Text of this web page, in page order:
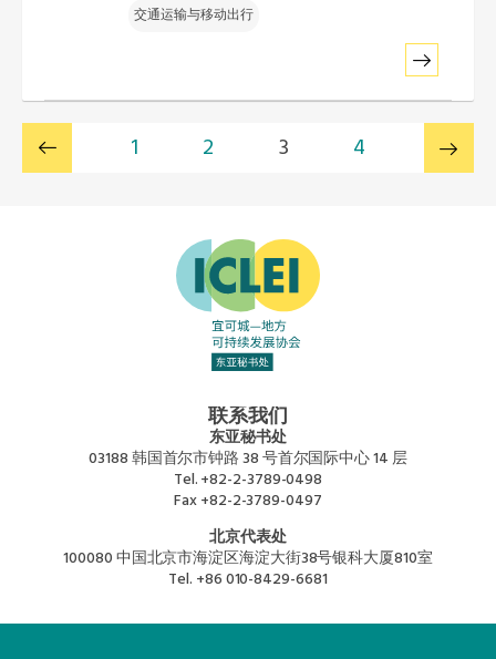
交通运输与移动出行
1 2 3 4
联系我们
东亚秘书处
03188 韩国首尔市钟路 38 号首尔国际中心 14 层
Tel.+82-2-3789-0498
Fax+82-2-3789-0497
北京代表处
100080 中国北京市海淀区海淀大街38号银科大厦810室
Tel. +86 010-8429-6681